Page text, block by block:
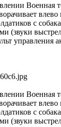
Военная
с
(звуки
управления
Военная
с
(звуки